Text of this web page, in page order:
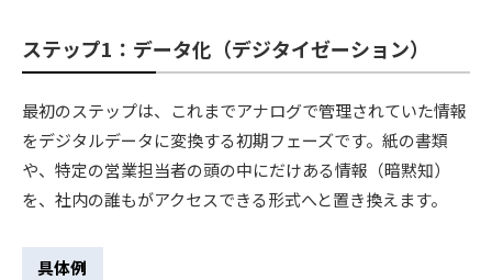
ステップ1：データ化（デジタイゼーション）
最初のステップは、これまでアナログで管理されていた情報
をデジタルデータに変換する初期フェーズです。紙の書類
や、特定の営業担当者の頭の中にだけある情報（暗黙知）
を、社内の誰もがアクセスできる形式へと置き換えます。
具体例